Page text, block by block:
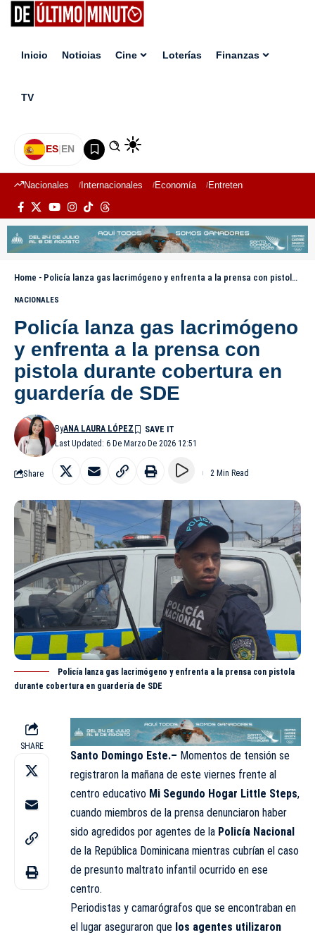
Inicio Noticias Cine Loterías Finanzas
TV
ES|EN
Nacionales Internacionales Economía Entretenimiento
Home - Policía lanza gas lacrimógeno y enfrenta a la prensa con pistola durante cobertura en guardería de SDE
NACIONALES
Policía lanza gas lacrimógeno
y enfrenta a la prensa con
pistola durante cobertura en
guardería de SDE
Last Updated: 6 De Marzo De 2026 12:51
ByANA LAURA LÓPEZ
Share 2 Min Read
Policía lanza gas lacrimógeno y enfrenta a la prensa con pistola
durante cobertura en guardería de SDE
SHARE
Santo Domingo Este.– Momentos de tensión se
registraron la mañana de este viernes frente al
centro educativo Mi Segundo Hogar Little Steps,
cuando miembros de la prensa denunciaron haber
sido agredidos por agentes de la Policía Nacional
de la República Dominicana mientras cubrían el caso
de presunto maltrato infantil ocurrido en ese
centro.
Periodistas y camarógrafos que se encontraban en
el lugar aseguraron que los agentes utilizaron